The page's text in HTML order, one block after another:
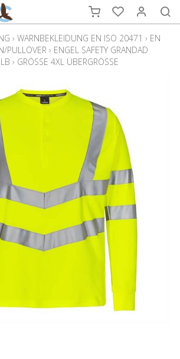
› WARNBEKLEIDUNG EN ISO 20471 › EN
PULLOVER › ENGEL SAFETY GRANDAD
› GRÖSSE 4XL ÜBERGRÖSSE